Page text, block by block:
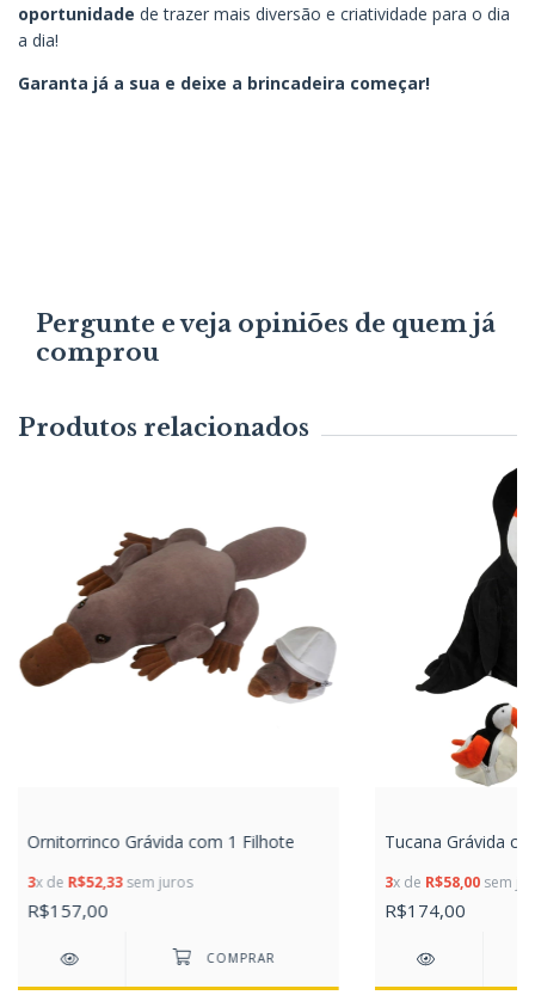
oportunidade de trazer mais diversão e criatividade para o dia
a dia!
Garanta já a sua e deixe a brincadeira começar!
Pergunte e veja opiniões de quem já
comprou
Produtos relacionados
Ornitorrinco Grávida com 1 Filhote
3x de R$52,33sem juros
R$157,00
Tucana Grávida
3x de R$58,00sem
R$174,00